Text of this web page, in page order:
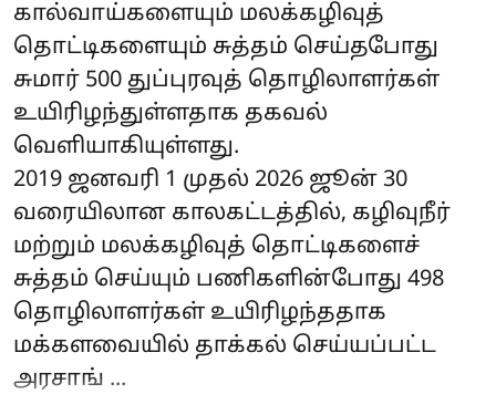
கால்வாய்களையும் மலக்கழிவுத்
தொட்டிகளையும் சுத்தம் செய்தபோது
சுமார் 500 துப்புரவுத் தொழிலாளர்கள்
உயிரிழந்துள்ளதாக தகவல்
வெளியாகியுள்ளது.
2019 ஜனவரி 1 முதல் 2026 ஜூன் 30
வரையிலான காலகட்டத்தில், கழிவுநீர்
மற்றும் மலக்கழிவுத் தொட்டிகளைச்
சுத்தம் செய்யும் பணிகளின்போது 498
தொழிலாளர்கள் உயிரிழந்ததாக
மக்களவையில் தாக்கல் செய்யப்பட்ட
அரசாங் ...